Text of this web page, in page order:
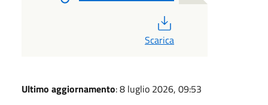
Scarica
Ultimo aggiornamento: 8 luglio 2026, 09:53